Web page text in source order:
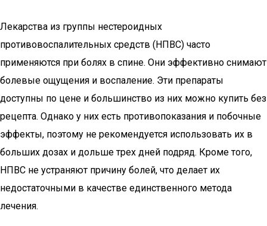
Лекарства из группы нестероидных
противовоспалительных средств (НПВС) часто
применяются при болях в спине. Они эффективно снимают
болевые ощущения и воспаление. Эти препараты
доступны по цене и большинство из них можно купить без
рецепта. Однако у них есть противопоказания и побочные
эффекты, поэтому не рекомендуется использовать их в
больших дозах и дольше трех дней подряд. Кроме того,
НПВС не устраняют причину болей, что делает их
недостаточными в качестве единственного метода
лечения.